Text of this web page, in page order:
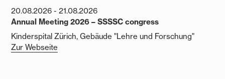
20.08.2026 -21.08.2026
Annual Meeting 2026 – SSSSC congress
Kinderspital Zürich, Gebäude "Lehre und Forschung"
Zur Webseite